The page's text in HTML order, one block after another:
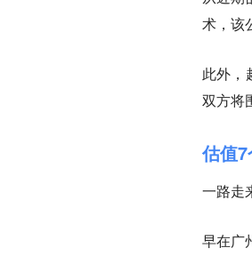
术，该
此外，
双方将
估值
一路走
早在广